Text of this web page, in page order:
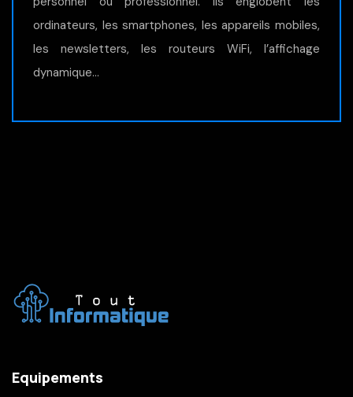
ordinateurs, les smartphones, les appareils mobiles,
les newsletters, les routeurs WiFi, l’affichage
dynamique…
Equipements